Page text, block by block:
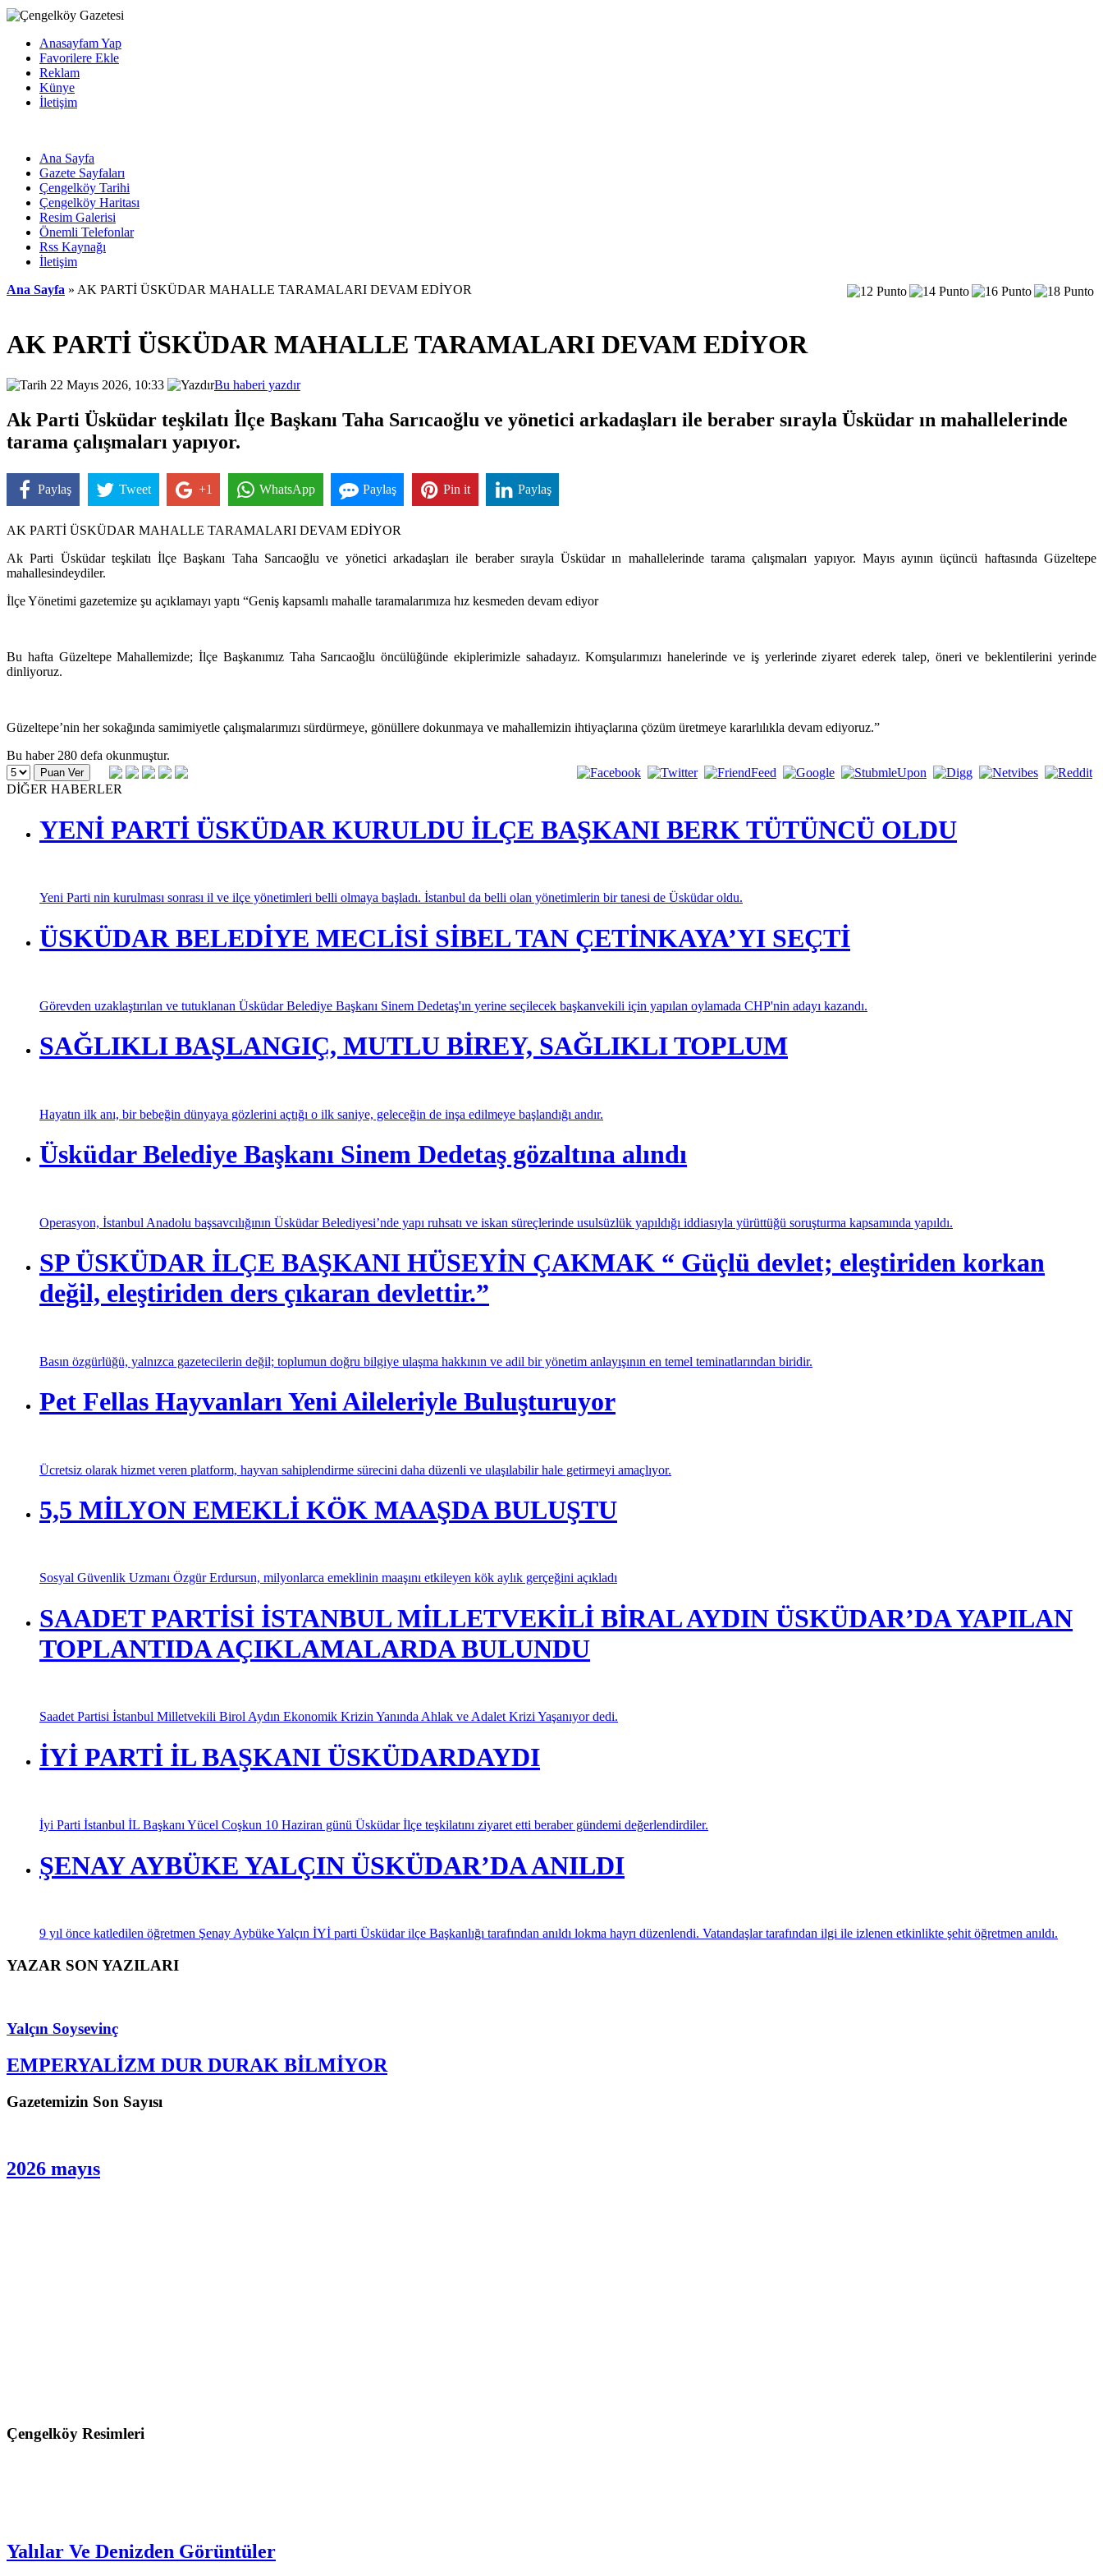
Anasayfam Yap
Favorilere Ekle
Reklam
Künye
İletişim
Ana Sayfa
Gazete Sayfaları
Çengelköy Tarihi
Çengelköy Haritası
Resim Galerisi
Önemli Telefonlar
Rss Kaynağı
İletişim
Ana Sayfa » AK PARTİ ÜSKÜDAR MAHALLE TARAMALARI DEVAM EDİYOR
AK PARTİ ÜSKÜDAR MAHALLE TARAMALARI DEVAM EDİYOR
22 Mayıs 2026, 10:33 Bu haberi yazdır
Ak Parti Üsküdar teşkilatı İlçe Başkanı Taha Sarıcaoğlu ve yönetici arkadaşları ile beraber sırayla Üsküdar ın mahallelerinde
tarama çalışmaları yapıyor.
Paylaş Tweet +1 WhatsApp Paylaş Pin it Paylaş
AK PARTİ ÜSKÜDAR MAHALLE TARAMALARI DEVAM EDİYOR
Ak Parti Üsküdar teşkilatı İlçe Başkanı Taha Sarıcaoğlu ve yönetici arkadaşları ile beraber sırayla Üsküdar ın mahallelerinde tarama çalışmaları yapıyor. Mayıs ayının üçüncü haftasında Güzeltepe
mahallesindeydiler.
İlçe Yönetimi gazetemize şu açıklamayı yaptı “Geniş kapsamlı mahalle taramalarımıza hız kesmeden devam ediyor
Bu hafta Güzeltepe Mahallemizde; İlçe Başkanımız Taha Sarıcaoğlu öncülüğünde ekiplerimizle sahadayız. Komşularımızı hanelerinde ve iş yerlerinde ziyaret ederek talep, öneri ve beklentilerini yerinde
dinliyoruz.
Güzeltepe’nin her sokağında samimiyetle çalışmalarımızı sürdürmeye, gönüllere dokunmaya ve mahallemizin ihtiyaçlarına çözüm üretmeye kararlılıkla devam ediyoruz.”
Bu haber 280 defa okunmuştur.
DİĞER HABERLER
YENİ PARTİ ÜSKÜDAR KURULDU İLÇE BAŞKANI BERK TÜTÜNCÜ OLDU
Yeni Parti nin kurulması sonrası il ve ilçe yönetimleri belli olmaya başladı. İstanbul da belli olan yönetimlerin bir tanesi de Üsküdar oldu.
ÜSKÜDAR BELEDİYE MECLİSİ SİBEL TAN ÇETİNKAYA’YI SEÇTİ
Görevden uzaklaştırılan ve tutuklanan Üsküdar Belediye Başkanı Sinem Dedetaş'ın yerine seçilecek başkanvekili için yapılan oylamada CHP'nin adayı kazandı.
SAĞLIKLI BAŞLANGIÇ, MUTLU BİREY, SAĞLIKLI TOPLUM
Hayatın ilk anı, bir bebeğin dünyaya gözlerini açtığı o ilk saniye, geleceğin de inşa edilmeye başlandığı andır.
Üsküdar Belediye Başkanı Sinem Dedetaş gözaltına alındı
Operasyon, İstanbul Anadolu başsavcılığının Üsküdar Belediyesi’nde yapı ruhsatı ve iskan süreçlerinde usulsüzlük yapıldığı iddiasıyla yürüttüğü soruşturma kapsamında yapıldı.
SP ÜSKÜDAR İLÇE BAŞKANI HÜSEYİN ÇAKMAK “ Güçlü devlet; eleştiriden korkan
değil, eleştiriden ders çıkaran devlettir.”
Basın özgürlüğü, yalnızca gazetecilerin değil; toplumun doğru bilgiye ulaşma hakkının ve adil bir yönetim anlayışının en temel teminatlarından biridir.
Pet Fellas Hayvanları Yeni Aileleriyle Buluşturuyor
Ücretsiz olarak hizmet veren platform, hayvan sahiplendirme sürecini daha düzenli ve ulaşılabilir hale getirmeyi amaçlıyor.
5,5 MİLYON EMEKLİ KÖK MAAŞDA BULUŞTU
Sosyal Güvenlik Uzmanı Özgür Erdursun, milyonlarca emeklinin maaşını etkileyen kök aylık gerçeğini açıkladı
SAADET PARTİSİ İSTANBUL MİLLETVEKİLİ BİRAL AYDIN ÜSKÜDAR’DA YAPILAN
TOPLANTIDA AÇIKLAMALARDA BULUNDU
Saadet Partisi İstanbul Milletvekili Birol Aydın Ekonomik Krizin Yanında Ahlak ve Adalet Krizi Yaşanıyor dedi.
İYİ PARTİ İL BAŞKANI ÜSKÜDARDAYDI
İyi Parti İstanbul İL Başkanı Yücel Coşkun 10 Haziran günü Üsküdar İlçe teşkilatını ziyaret etti beraber gündemi değerlendirdiler.
ŞENAY AYBÜKE YALÇIN ÜSKÜDAR’DA ANILDI
9 yıl önce katledilen öğretmen Şenay Aybüke Yalçın İYİ parti Üsküdar ilçe Başkanlığı tarafından anıldı lokma hayrı düzenlendi. Vatandaşlar tarafından ilgi ile izlenen etkinlikte şehit öğretmen anıldı.
YAZAR SON YAZILARI
Yalçın Soysevinç
EMPERYALİZM DUR DURAK BİLMİYOR
Gazetemizin Son Sayısı
2026 mayıs
Çengelköy Resimleri
Yalılar Ve Denizden Görüntüler